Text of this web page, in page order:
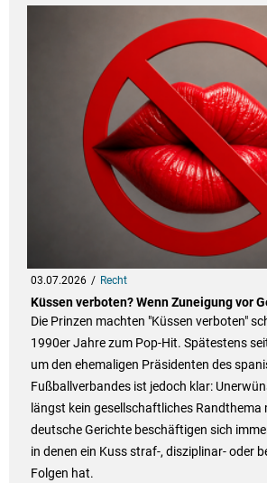
03.07.2026 Recht
Küssen verboten? Wenn Zuneigung vor
Die Prinzen machten "Küssen verboten"
1990er Jahre zum Pop-Hit. Spätestens
um den ehemaligen Präsidenten des
Fußballverbandes ist jedoch klar:
längst kein gesellschaftliches Randthema
deutsche Gerichte beschäftigen sich
in denen ein Kuss straf-, disziplinar- oder
Folgen hat.